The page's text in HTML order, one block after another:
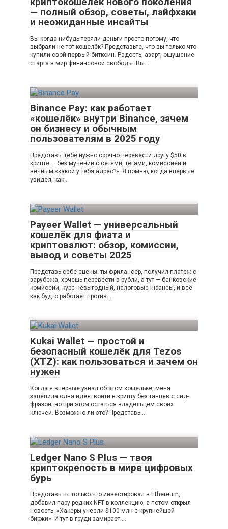
— полный обзор, советы, лайфхаки
и неожиданные инсайты
Вы когда-нибудь теряли деньги просто потому, что
выбрали не тот кошелёк? Представьте, что вы только что
купили свой первый биткоин. Радость, азарт, ощущение
старта в мир финансовой свободы. Вы…
Binance Pay: как работает
«кошелёк» внутри Binance, зачем
он бизнесу и обычным
пользователям в 2025 году
Представь: тебе нужно срочно перевести другу $50 в
крипте — без мучений с сетями, тегами, комиссией и
вечным «какой у тебя адрес?». Я помню, когда впервые
увидел, как…
Payeer Wallet — универсальный
кошелёк для фиата и
криптовалют: обзор, комиссии,
вывод и советы 2025
Представь себе сцены: ты фрилансер, получил платеж с
зарубежа, хочешь перевести в рубли, а тут — банковские
комиссии, курс невыгодный, налоговые нюансы, и всё
как будто работает против…
Kukai Wallet — простой и
безопасный кошелёк для Tezos
(XTZ): как пользоваться и зачем он
нужен
Когда я впервые узнал об этом кошельке, меня
зацепила одна идея: войти в крипту без танцев с сид-
фразой, но при этом остаться владельцем своих
ключей. Возможно ли это? Представь…
Ledger Nano S Plus — твоя
криптокрепость в мире цифровых
бурь
Представь:ты только что инвестировал в Ethereum,
добавил пару редких NFT в коллекцию, а потом открыл
новость: «Хакеры унесли $100 млн с крупнейшей
биржи». И тут в груди замирает….